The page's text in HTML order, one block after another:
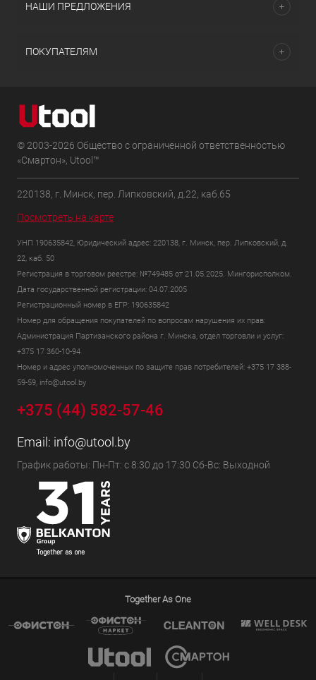
НАШИ ПРЕДЛОЖЕНИЯ
ПОКУПАТЕЛЯМ
© 2003-2026 Общество с ограниченной ответственностью
«Смартон», Utool™
220138, г. Минск, пер. Липковский, д.22, каб.65
Посмотреть на карте
УНП 190635842, Юридический адрес: 220138, г. Минск, пер. Липковский, д.
22, каб. 50
Регистрация в торговом реестре: №749485 от 21.05.2025. Мингорисполком.
Дата государственной регистрации: 04.07.2005
Регистрационный номер в ЕГР: 190635842
Номер для обращения покупателей по вопросам нарушения их прав:
Администрация Партизанского района г. Минска, отдел торговли и услуг:
+375 17 360-10-94
Номер и адрес уполномоченных по защите прав потребителей: +375 17 388-
59-59, info@utool.by
+375 (44) 582-57-46
Email: info@utool.by
График работы: Пн-Пт: с 8:30 до 17:30 Сб-Вс: Выходной
Together As One